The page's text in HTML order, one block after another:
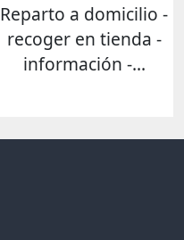
Reparto a domicilio -
recoger en tienda -
información -...